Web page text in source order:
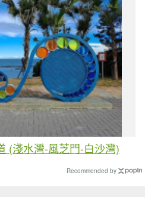
(淺水灣-風芝門-白沙灣)
Recommended by